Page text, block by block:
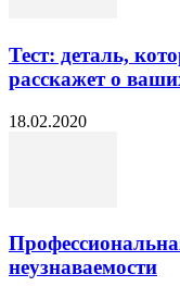
Тест: деталь,
расскажет о
18.02.2020
неузнаваемости